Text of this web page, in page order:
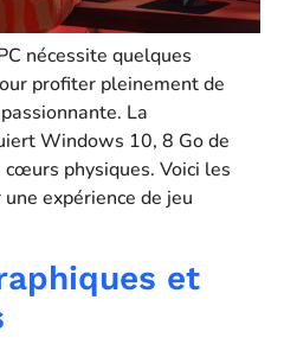
nécessite quelques
profiter pleinement de
La
Windows 10, 8 Go de
physiques. Voici les
expérience de jeu
et